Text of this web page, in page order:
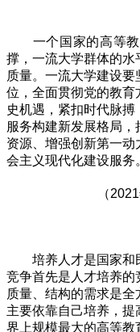
一个国家的高等教
撑，一流大学群体的
质量。一流大学建设
位，全面贯彻党的教
史机遇，紧扣时代脉搏
服务构建新发展格局
资源、增强创新第一
会主义现代化建设服务
（
培养人才是国家和
竞争首先是人才培养的
质量、结构的需求是
主要依靠自己培养，
界上规模最大的高等教